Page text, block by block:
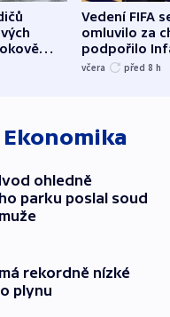
ve
Vedení FIFA
omluvilo za
podpořilo
UEFA trvá na
včera před 8 h
Ekonomika
ohledně
parku poslal soud
rekordně nízké
plynu